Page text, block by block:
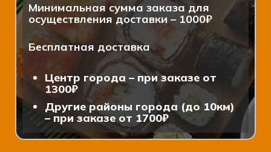
Минимальная сумма заказа для
осуществления доставки – 1000₽
Бесплатная доставка
Центр города – при заказе от
1300₽
Другие районы города (до 10км)
– при заказе от 1700₽